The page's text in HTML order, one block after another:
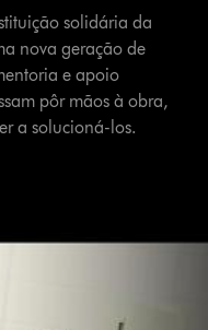
solidária da
nova geração de
e apoio
pôr mãos à obra,
a solucioná-los.